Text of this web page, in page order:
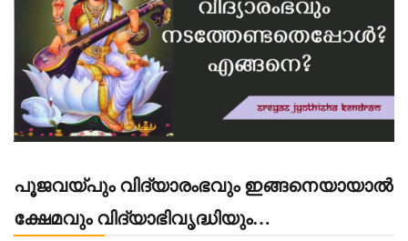
പൂജവയ്‌പും വിദ്യാരംഭവും ഇങ്ങനെയായാൽ
ക്ഷേമവും വിദ്യാഭിവൃദ്ധിയും…